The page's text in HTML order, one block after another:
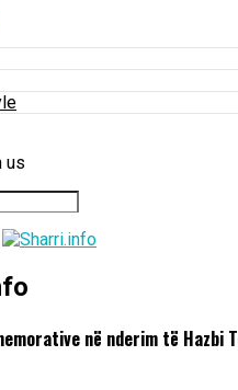
us
në nderim të Hazbi